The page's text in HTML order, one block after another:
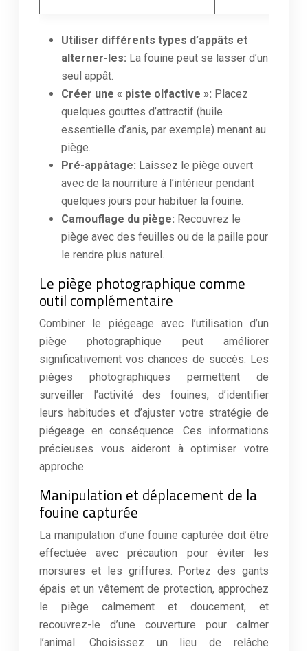
Utiliser différents types d’appâts et
alterner-les: La fouine peut se lasser d’un
seul appât.
Créer une « piste olfactive »: Placez
quelques gouttes d’attractif (huile
essentielle d’anis, par exemple) menant au
piège.
Pré-appâtage: Laissez le piège ouvert
avec de la nourriture à l’intérieur pendant
quelques jours pour habituer la fouine.
Camouflage du piège: Recouvrez le
piège avec des feuilles ou de la paille pour
le rendre plus naturel.
Le piège photographique comme
outil complémentaire
Combiner le piégeage avec l’utilisation d’un
piège photographique peut améliorer
significativement vos chances de succès. Les
pièges photographiques permettent de
surveiller l’activité des fouines, d’identifier
leurs habitudes et d’ajuster votre stratégie de
piégeage en conséquence. Ces informations
précieuses vous aideront à optimiser votre
approche.
Manipulation et déplacement de la
fouine capturée
La manipulation d’une fouine capturée doit être
effectuée avec précaution pour éviter les
morsures et les griffures. Portez des gants
épais et un vêtement de protection, approchez
le piège calmement et doucement, et
recouvrez-le d’une couverture pour calmer
l’animal. Choisissez un lieu de relâche